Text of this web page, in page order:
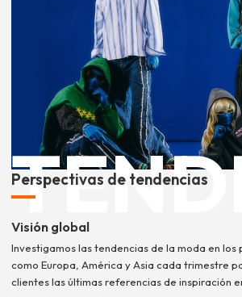
Perspectivas de tendencias
Visión global
Investigamos las tendencias de la moda en
como Europa, América y Asia cada trimestre
clientes las últimas referencias de inspiración